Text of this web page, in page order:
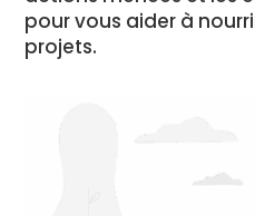
pour vous aider à
projets.